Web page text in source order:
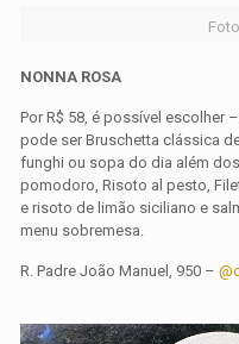
NONNA ROSA
Por R$ 58, é possível escolher
pode ser Bruschetta clássica
funghi ou sopa do dia além
pomodoro, Risoto al pesto,
e risoto de limão siciliano e
menu sobremesa.
R. Padre João Manuel, 950 –